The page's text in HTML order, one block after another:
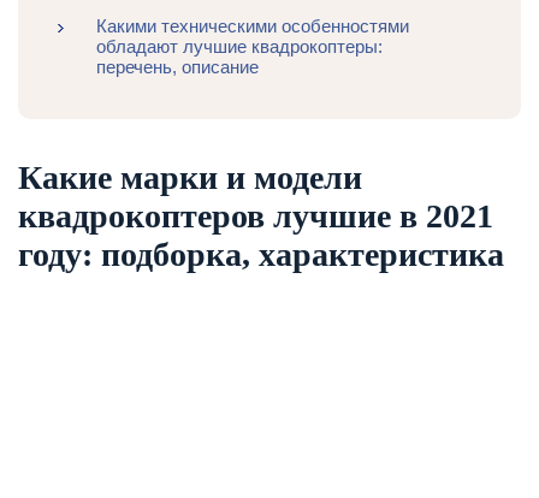
Какими техническими особенностями
обладают лучшие квадрокоптеры:
перечень, описание
Какие марки и модели
квадрокоптеров лучшие в 2021
году: подборка, характеристика